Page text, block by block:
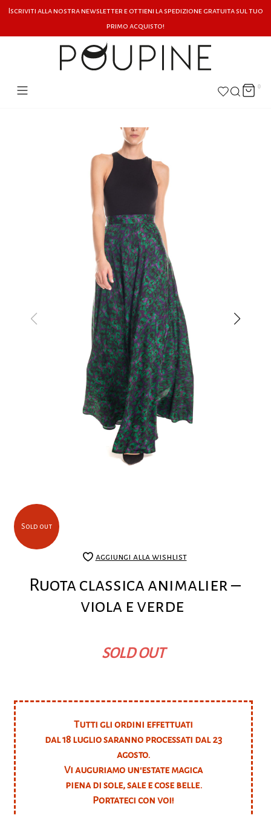
Iscriviti alla nostra newsletter e ottieni la spedizione gratuita sul tuo
primo acquisto!
0
Ruota classica animalier –
viola e verde
Sold out
SOLD OUT
aggiungi alla wishlist
Tutti gli ordini effettuati
dal 18 luglio saranno processati dal 23
agosto.
Vi auguriamo un'estate magica
piena di sole, sale e cose belle.
Portateci con voi!